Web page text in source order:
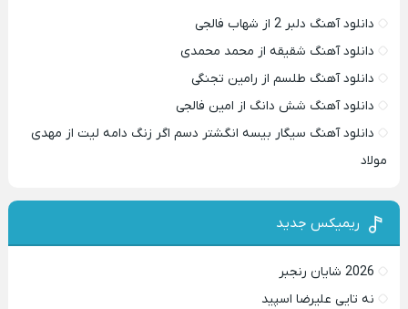
دانلود آهنگ دلبر 2 از شهاب فالجی
دانلود آهنگ شقیقه از محمد محمدی
دانلود آهنگ طلسم از رامین تجنگی
دانلود آهنگ شش دانگ از امین فالجی
دانلود آهنگ سیگار بیسه انگشتر دسم اگر زنگ دامه لیت از مهدی
مولاد
ریمیکس جدید
2026 شایان رنجبر
نه تایی علیرضا اسپید